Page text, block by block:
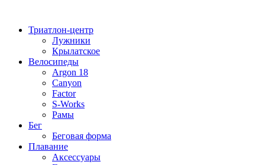
содержимому
Триатлон-центр
Лужники
Крылатское
Велосипеды
Argon 18
Canyon
Factor
S-Works
Рамы
Бег
Беговая форма
Плавание
Аксессуары